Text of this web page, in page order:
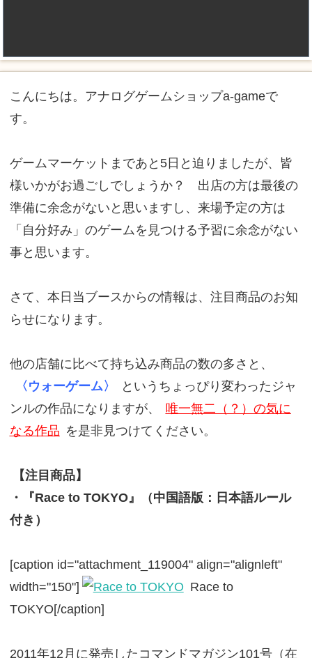
こんにちは。アナログゲームショップa-gameで
す。
ゲームマーケットまであと5日と迫りましたが、皆
様いかがお過ごしでしょうか？ 出店の方は最後の
準備に余念がないと思いますし、来場予定の方は
「自分好み」のゲームを見つける予習に余念がない
事と思います。
さて、本日当ブースからの情報は、注目商品のお知
らせになります。
他の店舗に比べて持ち込み商品の数の多さと、
〈ウォーゲーム〉
というちょっぴり変わったジャ
ンルの作品になりますが、
唯一無二（？）の気に
なる作品 を是非見つけてください。
【注目商品】
・『Race to TOKYO』（中国語版：日本語ルール
付き）
[caption id="attachment_119004" align="alignleft"
width="150"]
Race to
TOKYO[/caption]
2011年12月に発売したコマンドマガジン101号（在